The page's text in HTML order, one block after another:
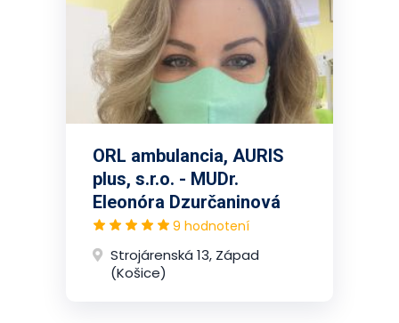
ORL ambulancia, AURIS
plus, s.r.o. - MUDr.
Eleonóra Dzurčaninová
9 hodnotení
Strojárenská 13, Západ
(Košice)